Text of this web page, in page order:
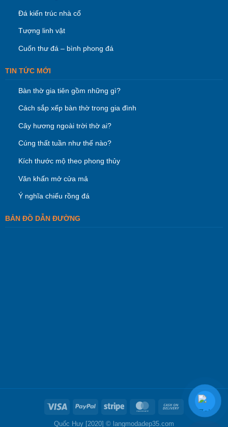
Đá kiến trúc nhà cổ
Tượng linh vật
Cuốn thư đá – bình phong đá
TIN TỨC MỚI
Bàn thờ gia tiên gồm những gì?
Cách sắp xếp bàn thờ trong gia đình
Cây hương ngoài trời thờ ai?
Cúng thất tuần như thế nào?
Kích thước mộ theo phong thủy
Văn khấn mở cửa mả
Ý nghĩa chiếu rồng đá
BẢN ĐỒ DẪN ĐƯỜNG
Quốc Huy [2020] © langmodadep35.com